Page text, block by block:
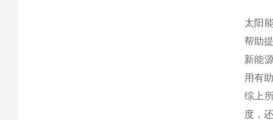
太阳
帮助
新能
用有
综上
度，